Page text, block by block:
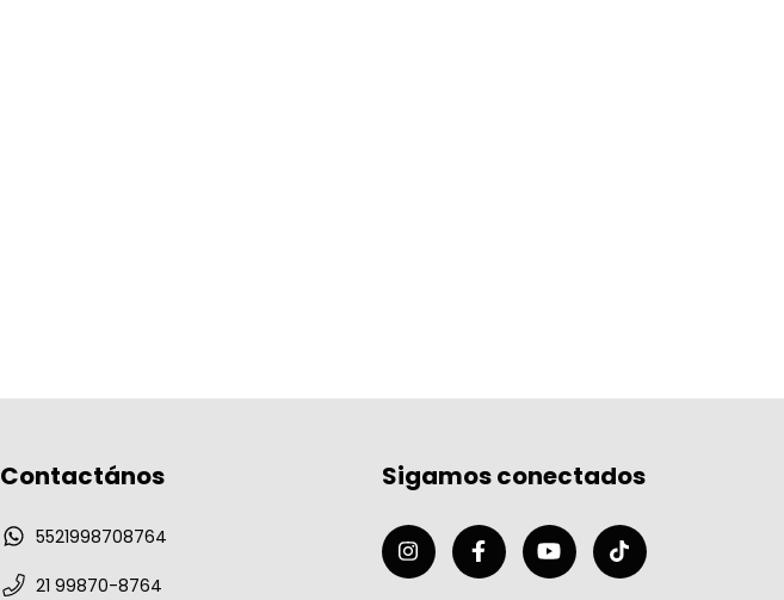
Contactános
5521998708764
21 99870-8764
Sigamos conectados